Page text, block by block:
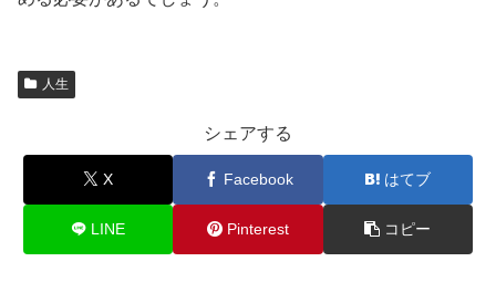
人生
シェアする
X Facebook はてブ
LINE Pinterest コピー